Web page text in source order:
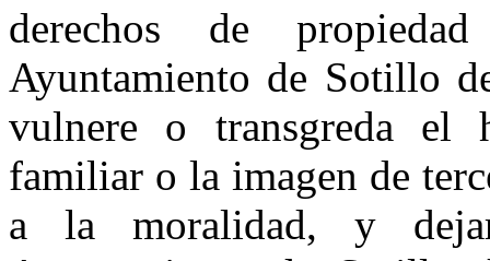
derechos de
Ayuntamiento de Sotillo
vulnere o transgreda el
familiar o la imagen de
a la moralidad, y